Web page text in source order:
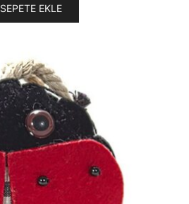
SEPETE EKLE